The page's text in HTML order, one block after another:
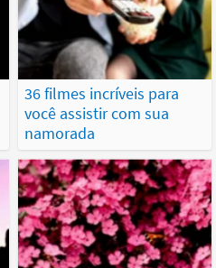
36 filmes incríveis para
você assistir com sua
namorada